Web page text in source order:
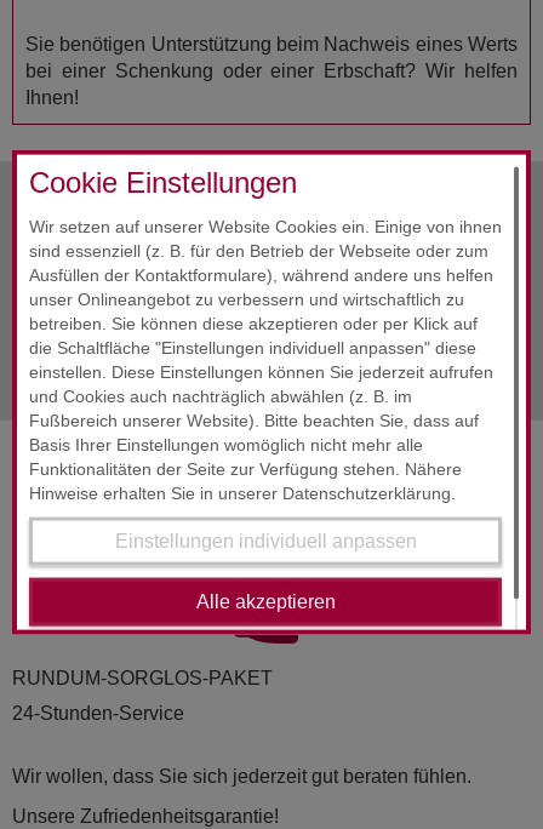
Cookie Einstellungen
Wir setzen auf unserer Website Cookies ein. Einige von ihnen
sind essenziell (z. B. für den Betrieb der Webseite oder zum
Ausfüllen der Kontaktformulare), während andere uns helfen
unser Onlineangebot zu verbessern und wirtschaftlich zu
betreiben. Sie können diese akzeptieren oder per Klick auf
die Schaltfläche "Einstellungen individuell anpassen" diese
einstellen. Diese Einstellungen können Sie jederzeit aufrufen
und Cookies auch nachträglich abwählen (z. B. im
Fußbereich unserer Website). Bitte beachten Sie, dass auf
Basis Ihrer Einstellungen womöglich nicht mehr alle
Funktionalitäten der Seite zur Verfügung stehen. Nähere
Hinweise erhalten Sie in unserer Datenschutzerklärung.
Einstellungen individuell anpassen
Alle akzeptieren
Sie benötigen Unterstützung beim Nachweis eines Werts
bei einer Schenkung oder einer Erbschaft? Wir helfen
Ihnen!
vorherige InfoSeptember 2022
Alle InfosSeptember 2022
nächste InfoSeptember 2022
SERVICES & ENGAGEMENT
RUND­UM-SORG­LOS-PAKET
24-Stunden-Service
Wir wollen, dass Sie sich jederzeit gut beraten fühlen.
Unsere Zufriedenheitsgarantie!